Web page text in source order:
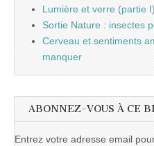
Lumière et verre (partie I)
Sortie Nature : insectes
Cerveau et sentiments
manquer
ABONNEZ-VOUS À CE
Entrez votre adresse email